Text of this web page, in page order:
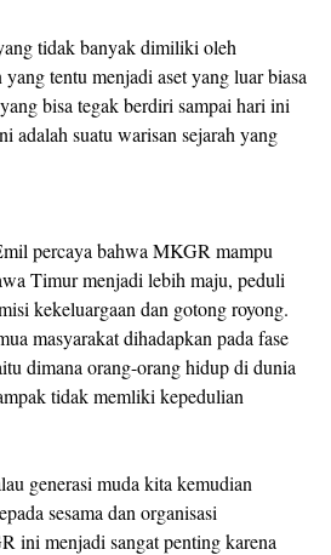
tidak banyak dimiliki oleh
tentu menjadi aset yang luar biasa
bisa tegak berdiri sampai hari ini
adalah suatu warisan sejarah yang
percaya bahwa MKGR mampu
Timur menjadi lebih maju, peduli
kekeluargaan dan gotong royong.
masyarakat dihadapkan pada fase
dimana orang-orang hidup di dunia
tidak memliki kepedulian
generasi muda kita kemudian
sesama dan organisasi
ini menjadi sangat penting karena